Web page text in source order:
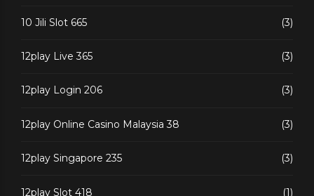
10 Jili Slot 665 (3)
12play Live 365 (3)
12play Login 206 (3)
12play Online Casino Malaysia 38 (3)
12play Singapore 235 (3)
12play Slot 418 (1)